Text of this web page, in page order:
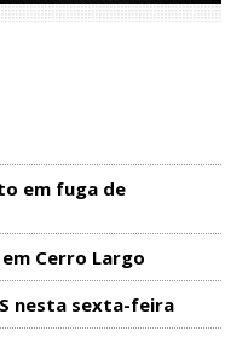
em fuga de
Cerro Largo
nesta sexta-feira